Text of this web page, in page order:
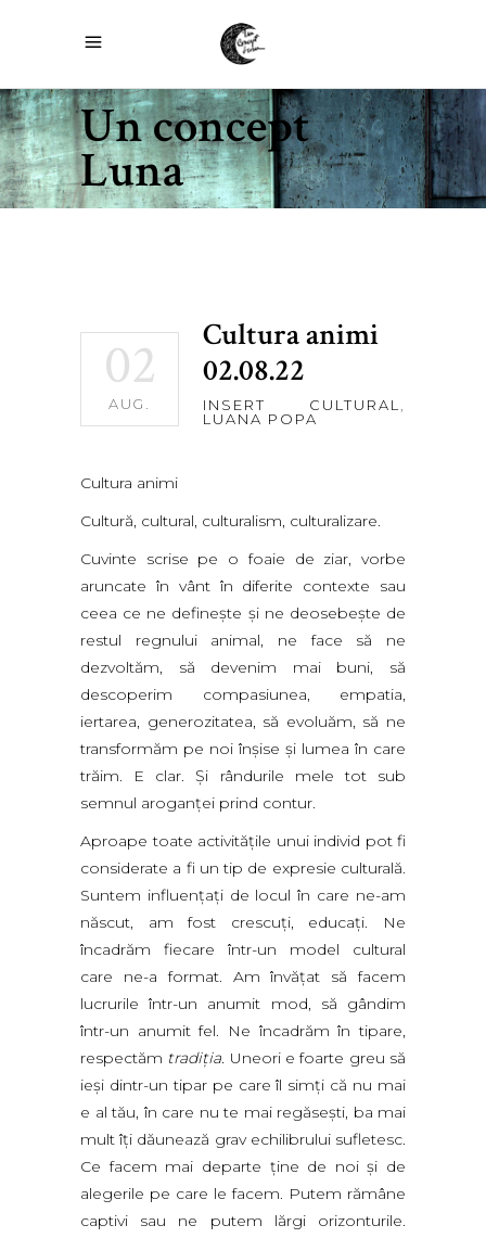
Un concept
Luna
02
AUG.
Cultura animi
02.08.22
INSERT CULTURAL,
LUANA POPA
Cultura animi
Cultură, cultural, culturalism, culturalizare.
Cuvinte scrise pe o foaie de ziar, vorbe
aruncate în vânt în diferite contexte sau
ceea ce ne defineşte şi ne deosebeşte de
restul regnului animal, ne face să ne
dezvoltăm, să devenim mai buni, să
descoperim compasiunea, empatia,
iertarea, generozitatea, să evoluăm, să ne
transformăm pe noi înşise şi lumea în care
trăim. E clar. Şi rândurile mele tot sub
semnul aroganţei prind contur.
Aproape toate activităţile unui individ pot fi
considerate a fi un tip de expresie culturală.
Suntem influenţaţi de locul în care ne-am
născut, am fost crescuţi, educaţi. Ne
încadrăm fiecare într-un model cultural
care ne-a format. Am învăţat să facem
lucrurile într-un anumit mod, să gândim
într-un anumit fel. Ne încadrăm în tipare,
respectăm tradiţia. Uneori e foarte greu să
ieşi dintr-un tipar pe care îl simţi că nu mai
e al tău, în care nu te mai regăseşti, ba mai
mult îţi dăunează grav echilibrului sufletesc.
Ce facem mai departe ţine de noi şi de
alegerile pe care le facem. Putem rămâne
captivi sau ne putem lărgi orizonturile.